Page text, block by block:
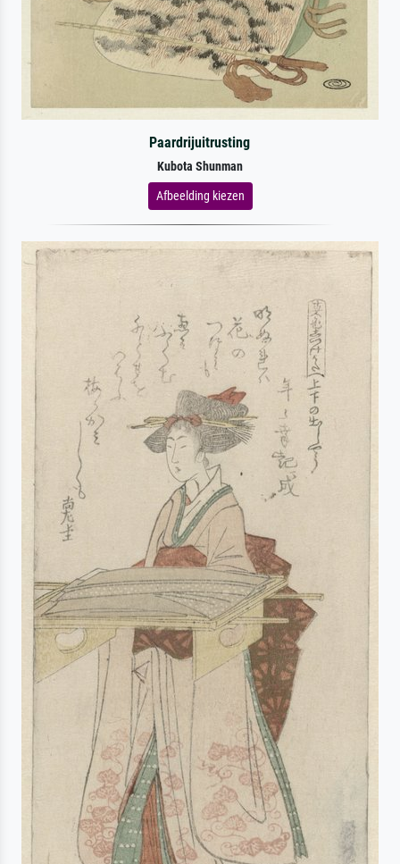
Paardrijuitrusting
Kubota Shunman
Afbeelding kiezen